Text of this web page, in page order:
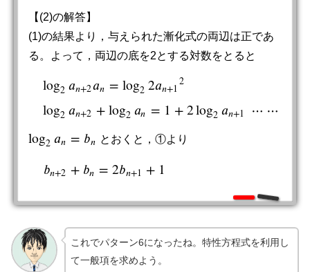
【(2)の解答】
(1)の結果より，与えられた漸化式の両辺は正であ
る。よって，両辺の底を2とする対数をとると
log2 𝑎𝑛+2𝑎𝑛 = log2 2𝑎𝑛+1
2
log2 𝑎𝑛+2 +log2 𝑎𝑛 = 1 +2log2 𝑎𝑛+1 ⋯ ⋯
log2 𝑎𝑛 = 𝑏𝑛
log2 an= bn とおくと，①より
𝑏𝑛+2 + 𝑏𝑛 = 2𝑏𝑛+1 + 1
bn+ 2+ bn =2bn+1 +1
これでパターン6になったね。特性方程式を利用し
て一般項を求めよう。